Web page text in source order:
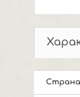
Страна